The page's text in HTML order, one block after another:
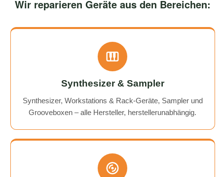
Wir reparieren Geräte aus den Bereichen:
Synthesizer & Sampler
Synthesizer, Workstations & Rack-Geräte, Sampler und
Grooveboxen – alle Hersteller, herstellerunabhängig.